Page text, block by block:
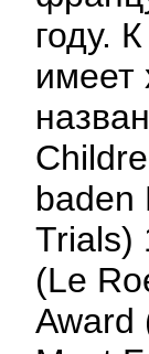
году.
имеет
baden
Trials)
(Le
Award